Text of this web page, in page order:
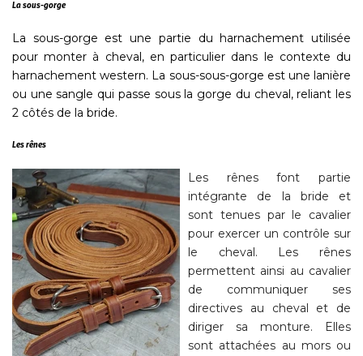
La sous-gorge
La sous-gorge est une partie du harnachement utilisée
pour monter à cheval, en particulier dans le contexte du
harnachement western. La sous-sous-gorge est une lanière
ou une sangle qui passe sous la gorge du cheval, reliant les
2 côtés de la bride.
Les rênes
Les rênes font partie
intégrante de la bride et
sont tenues par le cavalier
pour exercer un contrôle sur
le cheval. Les rênes
permettent ainsi au cavalier
de communiquer ses
directives au cheval et de
diriger sa monture. Elles
sont attachées au mors ou